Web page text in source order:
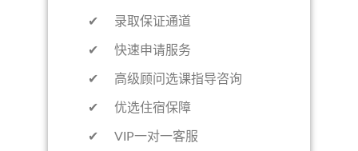
✔ 录取保证通道
✔ 快速申请服务
✔ 高级顾问选课指导咨询
✔ 优选住宿保障
✔ VIP一对一客服